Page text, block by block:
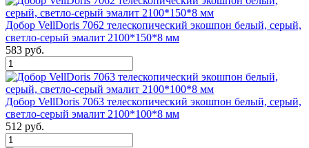
Добор VellDoris 7062 телескопический экошпон белый, серый,
светло-серый эмалит 2100*150*8 мм
583 руб.
Добор VellDoris 7063 телескопический экошпон белый, серый,
светло-серый эмалит 2100*100*8 мм
512 руб.